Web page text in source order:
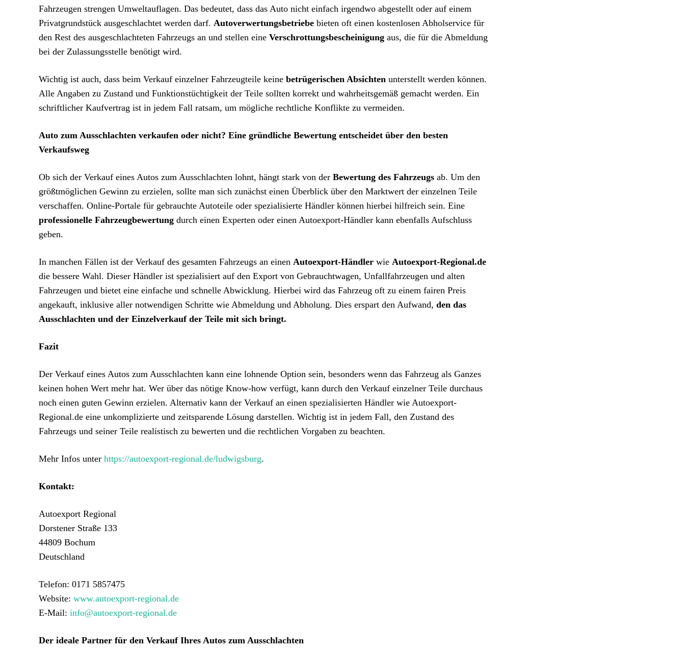
Fahrzeugen strengen Umweltauflagen. Das bedeutet, dass das Auto nicht einfach irgendwo abgestellt oder auf einem
Privatgrundstück ausgeschlachtet werden darf. Autoverwertungsbetriebe bieten oft einen kostenlosen Abholservice für
den Rest des ausgeschlachteten Fahrzeugs an und stellen eine Verschrottungsbescheinigung aus, die für die Abmeldung
bei der Zulassungsstelle benötigt wird.
Wichtig ist auch, dass beim Verkauf einzelner Fahrzeugteile keine betrügerischen Absichten unterstellt werden können.
Alle Angaben zu Zustand und Funktionstüchtigkeit der Teile sollten korrekt und wahrheitsgemäß gemacht werden. Ein
schriftlicher Kaufvertrag ist in jedem Fall ratsam, um mögliche rechtliche Konflikte zu vermeiden.
Auto zum Ausschlachten verkaufen oder nicht? Eine gründliche Bewertung entscheidet über den besten
Verkaufsweg
Ob sich der Verkauf eines Autos zum Ausschlachten lohnt, hängt stark von der Bewertung des Fahrzeugs ab. Um den
größtmöglichen Gewinn zu erzielen, sollte man sich zunächst einen Überblick über den Marktwert der einzelnen Teile
verschaffen. Online-Portale für gebrauchte Autoteile oder spezialisierte Händler können hierbei hilfreich sein. Eine
professionelle Fahrzeugbewertung durch einen Experten oder einen Autoexport-Händler kann ebenfalls Aufschluss
geben.
In manchen Fällen ist der Verkauf des gesamten Fahrzeugs an einen Autoexport-Händler wie Autoexport-Regional.de
die bessere Wahl. Dieser Händler ist spezialisiert auf den Export von Gebrauchtwagen, Unfallfahrzeugen und alten
Fahrzeugen und bietet eine einfache und schnelle Abwicklung. Hierbei wird das Fahrzeug oft zu einem fairen Preis
angekauft, inklusive aller notwendigen Schritte wie Abmeldung und Abholung. Dies erspart den Aufwand, den das
Ausschlachten und der Einzelverkauf der Teile mit sich bringt.
Fazit
Der Verkauf eines Autos zum Ausschlachten kann eine lohnende Option sein, besonders wenn das Fahrzeug als Ganzes
keinen hohen Wert mehr hat. Wer über das nötige Know-how verfügt, kann durch den Verkauf einzelner Teile durchaus
noch einen guten Gewinn erzielen. Alternativ kann der Verkauf an einen spezialisierten Händler wie Autoexport-
Regional.de eine unkomplizierte und zeitsparende Lösung darstellen. Wichtig ist in jedem Fall, den Zustand des
Fahrzeugs und seiner Teile realistisch zu bewerten und die rechtlichen Vorgaben zu beachten.
Mehr Infos unter https://autoexport-regional.de/ludwigsburg.
Kontakt:
Autoexport Regional
Dorstener Straße 133
44809 Bochum
Deutschland
Telefon: 0171 5857475
Website: www.autoexport-regional.de
E-Mail: info@autoexport-regional.de
Der ideale Partner für den Verkauf Ihres Autos zum Ausschlachten